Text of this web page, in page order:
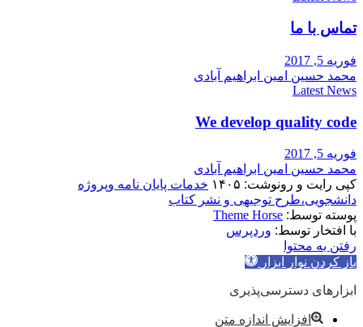
تماس با ما
فوریه 5, 2017
محمد حسین امین ابراهیم آبادی
Latest News
We develop quality code
فوریه 5, 2017
محمد حسین امین ابراهیم آبادی
کپی رایت و رونوشت: ۱۴۰۵
خدمات پایان نامه وپروژه
دانشجویی،طرح توجیهی و نشر کتاب
پوسته توسط: Theme Horse
با افتخار توسط: وردپرس
رفتن به محتوا
باز کردن نوار ابزار
ابزارهای دسترسی‌پذیری
افزایش اندازه متن